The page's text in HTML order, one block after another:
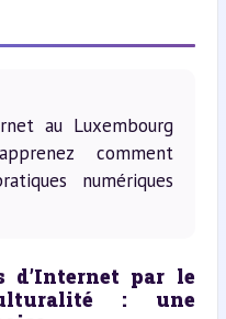
au Luxembourg
comment
numériques
d’Internet par le
: une